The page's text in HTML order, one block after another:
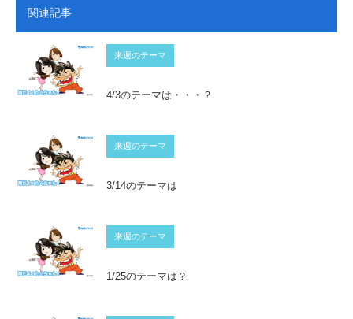
関連記事
来週のテーマ
4/3のテーマは・・・？
来週のテーマ
3/14のテーマは
来週のテーマ
1/25のテーマは？